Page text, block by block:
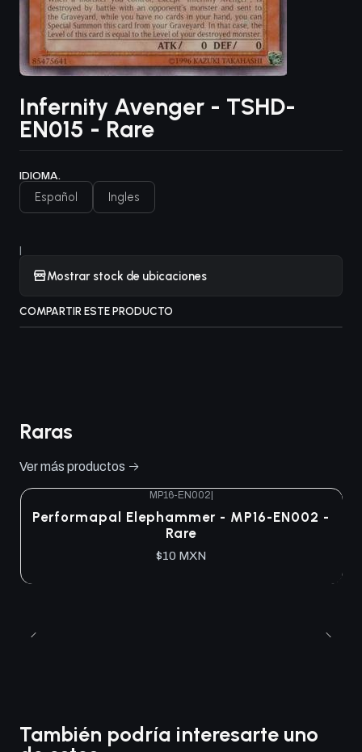
Infernity Avenger - TSHD-
EN015 - Rare
IDIOMA.
Español Ingles
|
Mostrar stock de ubicaciones
COMPARTIR ESTE PRODUCTO
Raras
Ver más productos
MP16-EN002
Performapal Elephammer - MP16-EN002 -
Rare
$10 MXN
También podría interesarte uno